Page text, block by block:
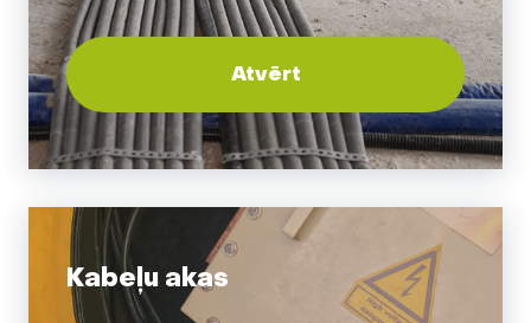
Atvērt
Kabeļu akas